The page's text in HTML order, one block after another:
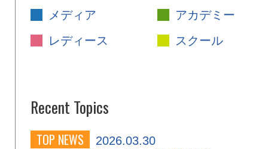
メディア
アカデミー
レディース
スクール
Recent Topics
TOP NEWS
2026.03.30